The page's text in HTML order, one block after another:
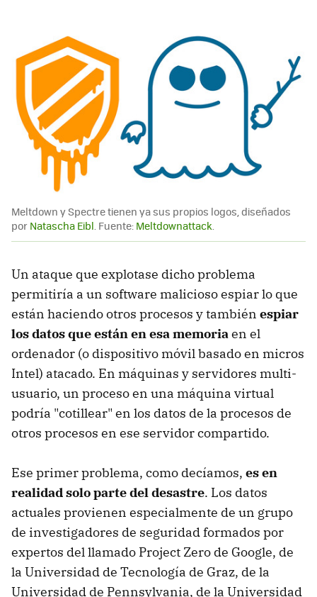
Meltdown y Spectre tienen ya sus propios logos, diseñados
por Natascha Eibl. Fuente: Meltdownattack.
Un ataque que explotase dicho problema
permitiría a un software malicioso espiar lo que
están haciendo otros procesos y también espiar
los datos que están en esa memoriaen el
ordenador (o dispositivo móvil basado en micros
Intel) atacado. En máquinas y servidores multi-
usuario, un proceso en una máquina virtual
podría "cotillear" en los datos de la procesos de
otros procesos en ese servidor compartido.
Ese primer problema, como decíamos, es en
realidad solo parte del desastre. Los datos
actuales provienen especialmente de un grupo
de investigadores de seguridad formados por
expertos del llamado Project Zero de Google, de
la Universidad de Tecnología de Graz, de la
Universidad de Pennsylvania, de la Universidad